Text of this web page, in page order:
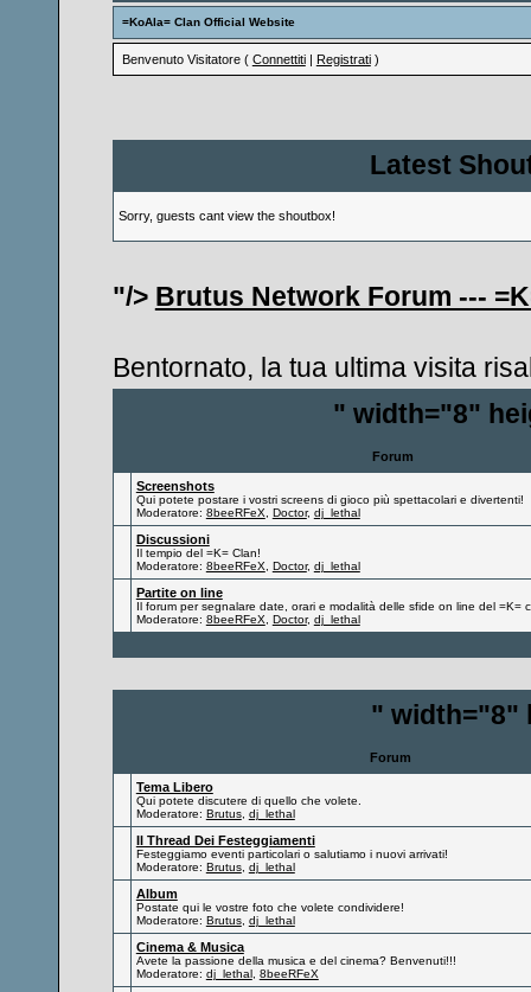
=KoAla= Clan Official Website
Benvenuto Visitatore ( Connettiti| Registrati)
Latest
Sorry, guests cant view the shoutbox!
"/> Brutus Network Forum ---
Bentornato, la tua ultima visita
" width="8"
Forum
Screenshots
Qui potete postare i vostri screens di gioco più spettacolari e divertenti!
Moderatore: 8beeRFeX Doctor, dj_lethal
Discussioni
Il tempio del =K= Clan!
Moderatore: 8beeRFeX Doctor, dj_lethal
Partite on line
Il forum per segnalare date, orari e modalità delle sfide on line del =K=
Moderatore: 8beeRFeX Doctor, dj_lethal
" width="8"
Forum
Tema Libero
Qui potete discutere di quello che volete.
Moderatore: Brutus, dj_lethal
Il Thread Dei Festeggiamenti
Festeggiamo eventi particolari o salutiamo i nuovi arrivati!
Moderatore: Brutus, dj_lethal
Album
Postate qui le vostre foto che volete condividere!
Moderatore: Brutus, dj_lethal
Cinema & Musica
Avete la passione della musica e del cinema? Benvenuti!!!
Moderatore: dj_lethal, 8beeRFeX